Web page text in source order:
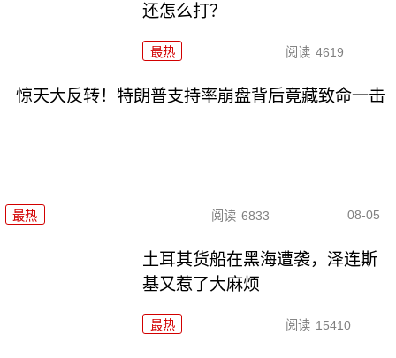
还怎么打？
最热 阅读 4619
惊天大反转！特朗普支持率崩盘背后竟藏致命一击
最热 阅读 6833 08-05
土耳其货船在黑海遭袭，泽连斯
基又惹了大麻烦
最热 阅读 15410